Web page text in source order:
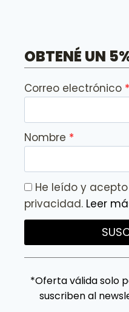
OBTENÉ UN
Correo electrónico
Nombre
He leído y
privacidad. Leer
*Oferta válida solo
suscriben al